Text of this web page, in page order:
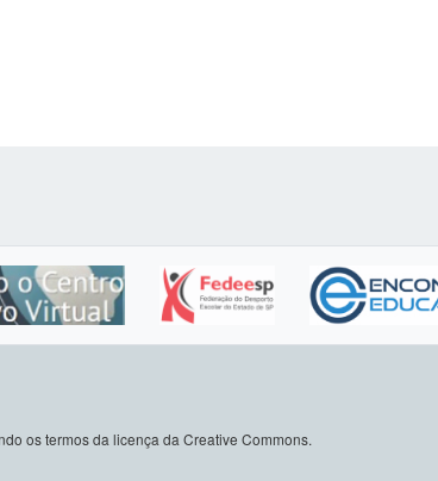
os termos da licença da Creative Commons.